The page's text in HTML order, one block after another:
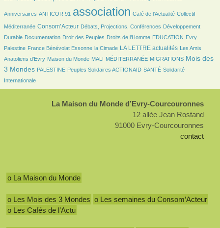
Anniversaires ANTICOR 91 association Café de l’Actualité Collectif
Méditerranée
779/2763 Consom’Acteur
160/2763 Débats, Projections, Conférences
168/2763
Développement
Durable
64/2763Documentation
32/2763 Droit des Peuples
170/2763 Droits de l’Homme
48/2763 EDUCATION
8/2763
Evry
Palestine
125/2763France Bénévolat Essonne
28/2763 la Cimade
910/2763 LA LETTRE actualités
32/2763
Les Amis
Anatoliens d’Evry
96/2763 Maison du Monde
24/2763 MALI
8/2763 MÉDITERRANÉE
156/2763 MIGRATIONS
1136/2763
Mois des
3 Mondes
104/2763 PALESTINE
112/2763 Peuples Solidaires ACTIONAID
116/2763 SANTÉ
263/2763
Solidarité
Internationale
La Maison du Monde d’Evry-Courcouronnes
12 allée Jean Rostand
91000 Evry-Courcouronnes
contact
o La Maison du Monde
o Les Mois des 3 Mondes o Les semaines du Consom’Acteur
o Les Cafés de l’Actu